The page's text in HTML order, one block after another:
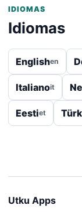
IDIOMAS
Idiomas
Englishen
Italianoit
Eestiet
Utku Apps